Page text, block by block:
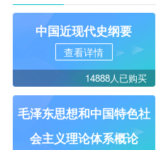
中国近现代史纲要
查看详情
14888人已购买
毛泽东思想和中国特色社
会主义理论体系概论